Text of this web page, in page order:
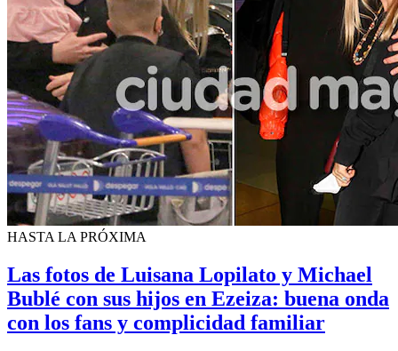
HASTA LA PRÓXIMA
Las fotos de Luisana Lopilato y Michael
Bublé con sus hijos en Ezeiza: buena onda
con los fans y complicidad familiar